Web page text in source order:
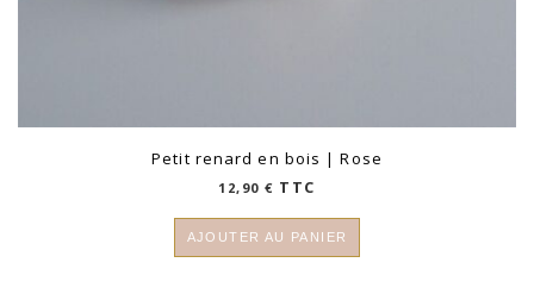
Petit renard en bois | Rose
12,90€ TTC
AJOUTER AU PANIER